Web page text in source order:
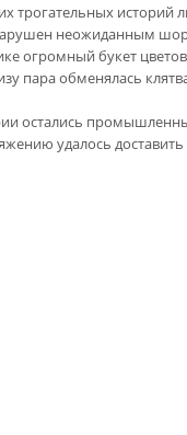
трогательных
неожиданным
огромный букет
пара обменялась
остались
удалось